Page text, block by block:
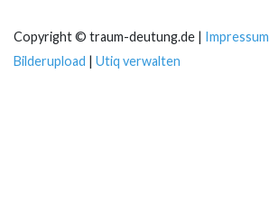
Copyright © traum-deutung.de | Impressum
Bilderupload | Utiq verwalten